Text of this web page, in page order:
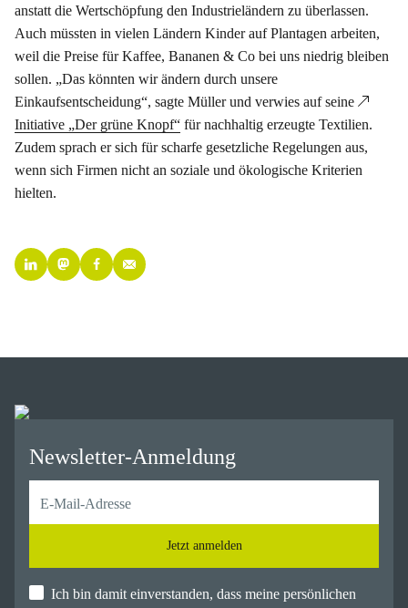
anstatt die Wertschöpfung den Industrieländern zu überlassen.
Auch müssten in vielen Ländern Kinder auf Plantagen arbeiten,
weil die Preise für Kaffee, Bananen & Co bei uns niedrig bleiben
sollen. „Das könnten wir ändern durch unsere
Einkaufsentscheidung“, sagte Müller und verwies auf seine
Initiative „Der grüne Knopf“ für nachhaltig erzeugte Textilien.
Zudem sprach er sich für scharfe gesetzliche Regelungen aus,
wenn sich Firmen nicht an soziale und ökologische Kriterien
hielten.
Newsletter-Anmeldung
Jetzt anmelden
Ich bin damit einverstanden, dass meine persönlichen